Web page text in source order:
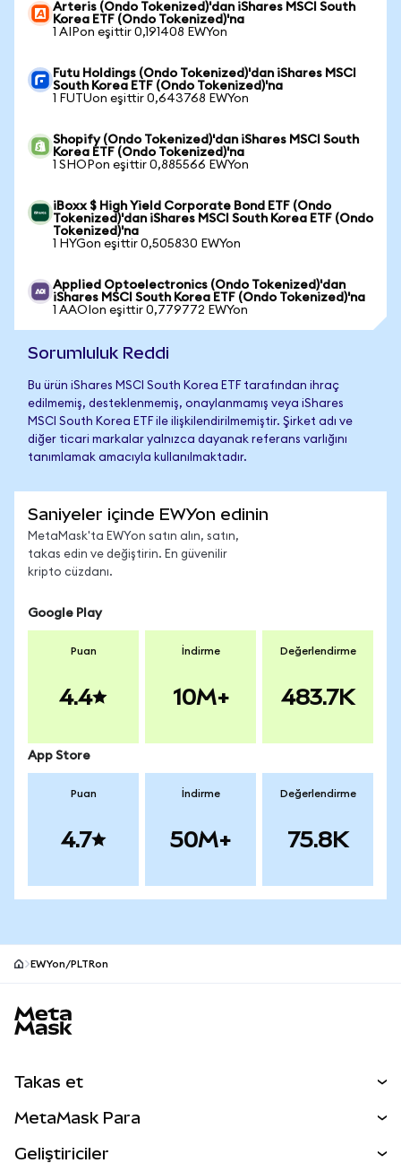
Arteris (Ondo Tokenized)'dan iShares MSCI South
Korea ETF (Ondo Tokenized)'na
1 AIPon eşittir 0,191408 EWYon
Futu Holdings (Ondo Tokenized)'dan iShares MSCI
South Korea ETF (Ondo Tokenized)'na
1 FUTUon eşittir 0,643768 EWYon
Shopify (Ondo Tokenized)'dan iShares MSCI South
Korea ETF (Ondo Tokenized)'na
1 SHOPon eşittir 0,885566 EWYon
iBoxx $ High Yield Corporate Bond ETF (Ondo
Tokenized)'dan iShares MSCI South Korea ETF (Ondo
Tokenized)'na
1 HYGon eşittir 0,505830 EWYon
Applied Optoelectronics (Ondo Tokenized)'dan
iShares MSCI South Korea ETF (Ondo Tokenized)'na
1 AAOIon eşittir 0,779772 EWYon
Sorumluluk Reddi
Bu ürün iShares MSCI South Korea ETF tarafından ihraç
edilmemiş, desteklenmemiş, onaylanmamış veya iShares
MSCI South Korea ETF ile ilişkilendirilmemiştir. Şirket adı ve
diğer ticari markalar yalnızca dayanak referans varlığını
tanımlamak amacıyla kullanılmaktadır.
Saniyeler içinde EWYon edinin
MetaMask'ta EWYon satın alın, satın,
takas edin ve değiştirin. En güvenilir
kripto cüzdanı.
Google Play
Puan
4.4
İndirme
10M+
Değerlendirme
483.7K
App Store
Puan
4.7
İndirme
50M+
Değerlendirme
75.8K
EWYon/PLTRon
Takas et
MetaMask Para
Geliştiriciler